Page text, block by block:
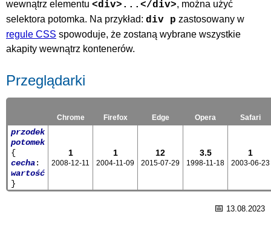
wewnątrz elementu <div>...</div>, można użyć
selektora potomka. Na przykład: div p zastosowany w
regule CSS spowoduje, że zostaną wybrane wszystkie
akapity wewnątrz kontenerów.
Przeglądarki
Chrome Firefox Edge Opera Safari
przodek
potomek
{
cecha:
wartość
}
1
2008-12-11
1
2004-11-09
12
2015-07-29
3.5
1998-11-18
1
2003-06-23
📅 13.08.2023